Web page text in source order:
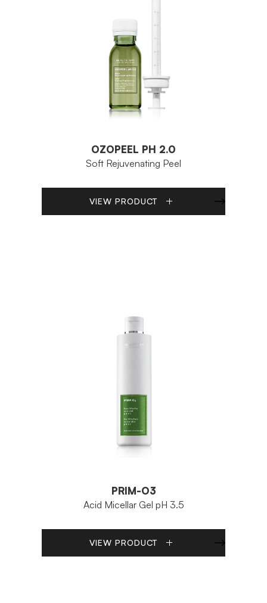
OZOPEEL PH 2.0
Soft Rejuvenating Peel
VIEW PRODUCT
PRIM-O3
Acid Micellar Gel pH 3.5
VIEW PRODUCT